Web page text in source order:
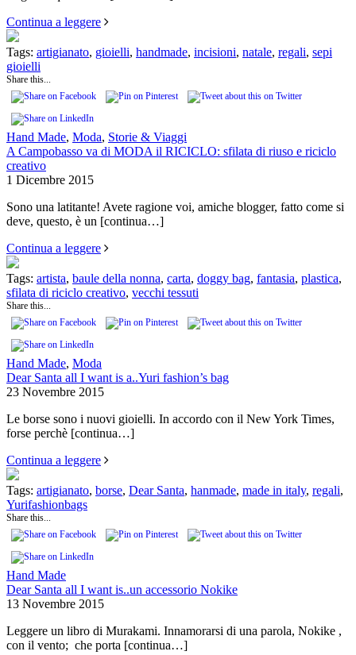
Continua a leggere
Tags: artigianato, gioielli, handmade, incisioni, natale, regali, sepi
gioielli
Share this...
Hand Made, Moda, Storie & Viaggi
A Campobasso va di MODA il RICICLO: sfilata di riuso e riciclo
creativo
1 Dicembre 2015
Sono una latitante! Avete ragione voi, amiche blogger, fatto come si
deve, questo, è un [continua…]
Continua a leggere
Tags: artista, baule della nonna, carta, doggy bag, fantasia, plastica,
sfilata di riciclo creativo, vecchi tessuti
Share this...
Hand Made, Moda
Dear Santa all I want is a..Yuri fashion’s bag
23 Novembre 2015
Le borse sono i nuovi gioielli. In accordo con il New York Times,
forse perchè [continua…]
Continua a leggere
Tags: artigianato, borse, Dear Santa, hanmade, made in italy, regali,
Yurifashionbags
Share this...
Hand Made
Dear Santa all I want is..un accessorio Nokike
13 Novembre 2015
Leggere un libro di Murakami. Innamorarsi di una parola, Nokike ,
con il vento; che porta [continua…]